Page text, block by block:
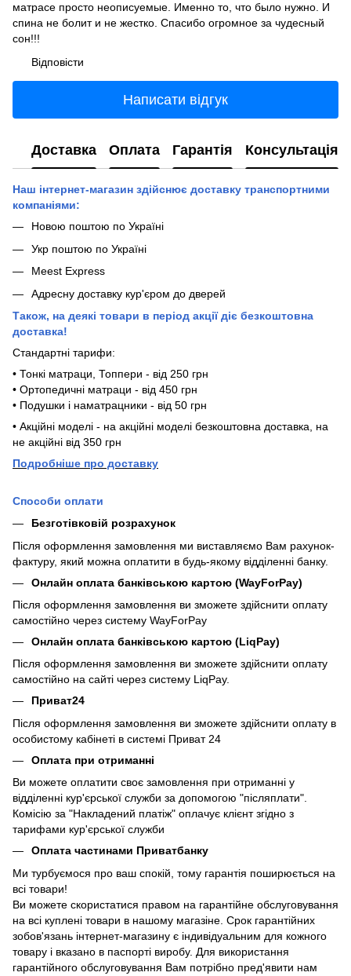
матрасе просто неописуемые. Именно то, что было нужно. И
спина не болит и не жестко. Спасибо огромное за чудесный
сон!!!
Відповісти
Написати відгук
Доставка Оплата Гарантія Консультація
Наш інтернет-магазин здійснює доставку транспортними
компаніями:
Новою поштою по Україні
Укр поштою по Україні
Meest Express
Адресну доставку кур'єром до дверей
Також, на деякі товари в період акції діє безкоштовна
доставка!
Стандартні тарифи:
• Тонкі матраци, Топпери - від 250 грн
• Ортопедичні матраци - від 450 грн
• Подушки і наматрацники - від 50 грн
• Акційні моделі - на акційні моделі безкоштовна доставка, на
не акційні від 350 грн
Подробніше про доставку
Способи оплати
Безготівковій розрахунок
Після оформлення замовлення ми виставляємо Вам рахунок-
фактуру, який можна оплатити в будь-якому відділенні банку.
Онлайн оплата банківською картою (WayForPay)
Після оформлення замовлення ви зможете здійснити оплату
самостійно через систему WayForPay
Онлайн оплата банківською картою (LiqPay)
Після оформлення замовлення ви зможете здійснити оплату
самостійно на сайті через систему LiqPay.
Приват24
Після оформлення замовлення ви зможете здійснити оплату в
особистому кабінеті в системі Приват 24
Оплата при отриманні
Ви можете оплатити своє замовлення при отриманні у
відділенні кур'єрської служби за допомогою "післяплати".
Комісію за "Накладений платіж" оплачує клієнт згідно з
тарифами кур'єрської служби
Оплата частинами Приватбанку
Ми турбуємося про ваш спокій, тому гарантія поширюється на
всі товари!
Ви можете скористатися правом на гарантійне обслуговування
на всі куплені товари в нашому магазіне. Срок гарантійних
зобов'язань інтернет-магазину є індивідуальним для кожного
товару і вказано в паспорті виробу. Для використання
гарантійного обслуговування Вам потрібно пред'явити нам